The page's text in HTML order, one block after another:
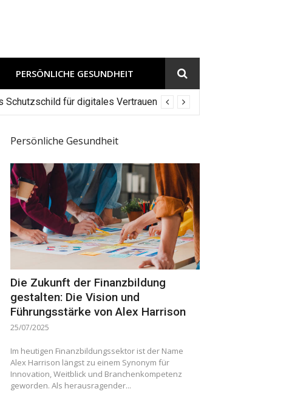
PERSÖNLICHE GESUNDHEIT
Schutzschild für digitales Vertrauen
Persönliche Gesundheit
Die Zukunft der Finanzbildung
gestalten: Die Vision und
Führungsstärke von Alex Harrison
25/07/2025
Im heutigen Finanzbildungssektor ist der Name
Alex Harrison längst zu einem Synonym für
Innovation, Weitblick und Branchenkompetenz
geworden. Als herausragender...